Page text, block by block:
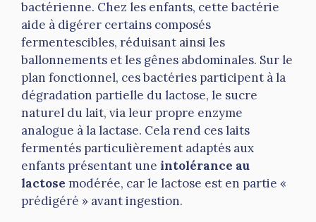
bactérienne. Chez les enfants, cette bactérie
aide à digérer certains composés
fermentescibles, réduisant ainsi les
ballonnements et les gênes abdominales. Sur le
plan fonctionnel, ces bactéries participent à la
dégradation partielle du lactose, le sucre
naturel du lait, via leur propre enzyme
analogue à la lactase. Cela rend ces laits
fermentés particulièrement adaptés aux
enfants présentant une intolérance au
lactose modérée, car le lactose est en partie «
prédigéré » avant ingestion.